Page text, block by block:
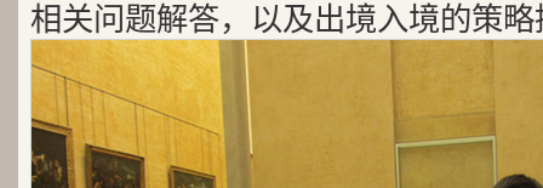
相关问题解答，以及出境入境的策